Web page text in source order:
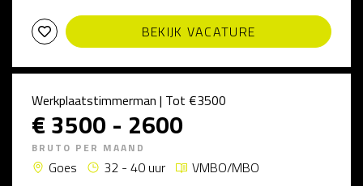
BEKIJK VACATURE
Werkplaatstimmerman | Tot €3500
€ 3500 - 2600
BRUTO PER MAAND
Goes 32 - 40 uur
VMBO/MBO